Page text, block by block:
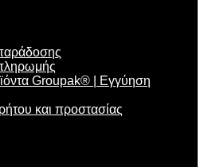
Groupak® | Εγγύηση
και προστασίας